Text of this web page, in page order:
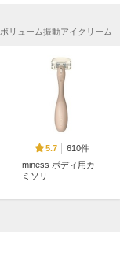
ボリューム振動アイクリーム
5.7
610件
miness ボディ用カ
ミソリ